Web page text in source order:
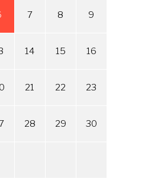
7 8 9
14 15 16
21 22 23
28 29 30